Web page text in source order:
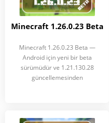
Minecraft 1.26.0.23 Beta
Minecraft 1.26.0.23 Beta —
Android için yeni bir beta
sürümüdür ve 1.21.130.28
güncellemesinden